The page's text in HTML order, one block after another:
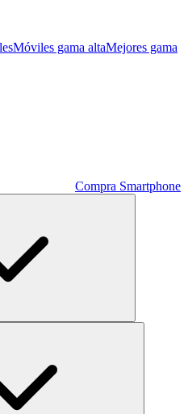
Móviles gama altaMejores gama
Compra Smartphone